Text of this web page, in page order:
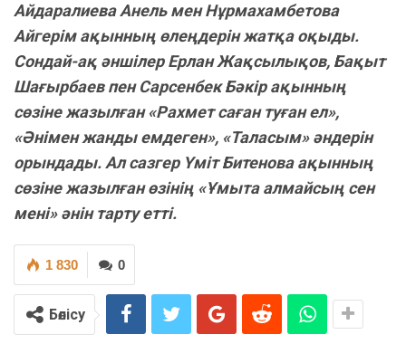
Айдаралиева Анель мен Нұрмахамбетова
Айгерім ақынның өлеңдерін жатқа оқыды.
Сондай-ақ әншілер Ерлан Жақсылықов, Бақыт
Шағырбаев пен Сарсенбек Бәкір ақынның
сөзіне жазылған «Рахмет саған туған ел»,
«Әнімен жанды емдеген», «Таласым» әндерін
орындады. Ал сазгер Үміт Битенова ақынның
сөзіне жазылған өзінің «Ұмыта алмайсың сен
мені» әнін тарту етті.
0
1 830
Бөлісу